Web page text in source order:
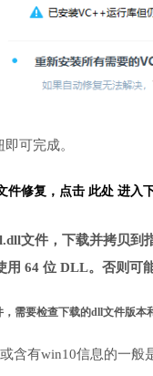
可完成。
件修复， 点击 此处 进入
文件，下载并拷贝到
用 64 位 DLL。否则可
需要检查下载的dll文件版本
含有win10信息的一般